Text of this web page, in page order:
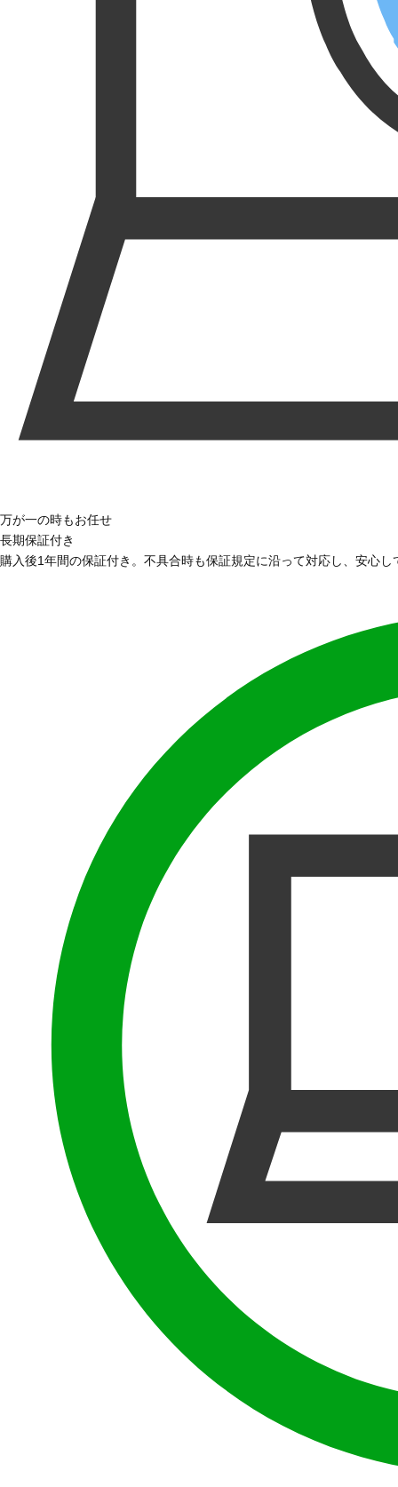
万が一の時もお任せ
長期保証付き
購入後1年間の保証付き。不具合時も保証規定に沿って対応し、安心